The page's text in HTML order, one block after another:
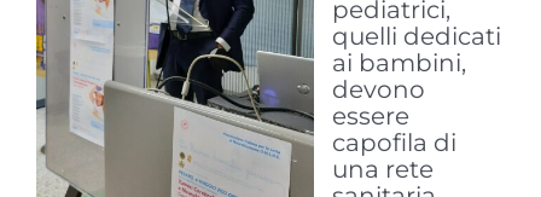
pediatrici,
quelli dedicati
ai bambini,
devono
essere
capofila di
una rete